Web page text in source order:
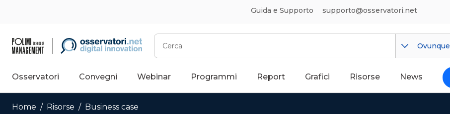
Guida e Supporto supporto@osservatori.net
Cerca
Ovunque
Osservatori Convegni Webinar Programmi Report Grafici Risorse News
Home / Risorse / Business case